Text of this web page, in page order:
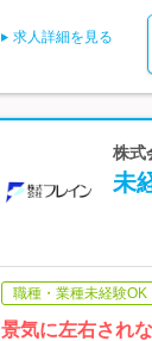
求人詳細を見る
株式
未
職種・業種未経験OK
景気に左右され